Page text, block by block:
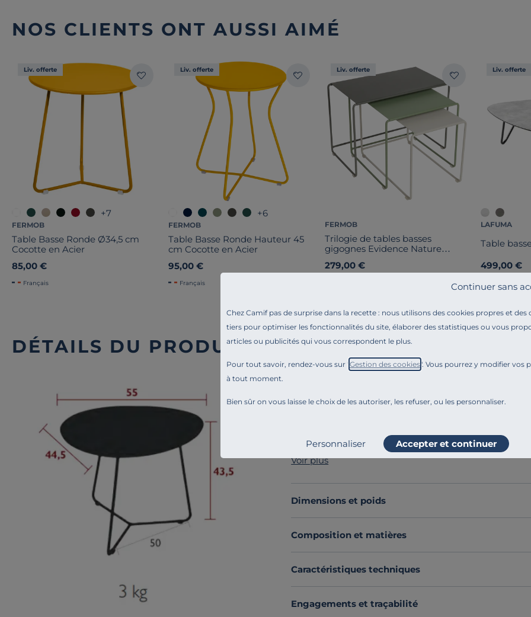
Chez Camif pas de surprise dans la recette : nous utilisons des cookies propres et des
tiers pour optimiser les fonctionnalités du site, élaborer des statistiques ou vous
articles ou publicités qui vous correspondent le plus.
Pour tout savoir, rendez-vous sur " Gestion des cookies". Vous pourrez y modifier vos
à tout moment.
Bien sûr on vous laisse le choix de les autoriser, les refuser, ou les personnaliser.
Continuer sans
Personnaliser Accepter et continuer
NOS CLIENTS ONT AUSSI AIMÉ
Liv. offerte
+7
FERMOB
Table Basse Ronde Ø34,5 cm
Cocotte en Acier
85,00 €
Français
Liv. offerte
+6
FERMOB
Table Basse Ronde Hauteur 45
cm Cocotte en Acier
95,00 €
Français
Liv. offerte
FERMOB
Trilogie de tables basses
gigognes Evidence Nature
279,00 €
Liv. offerte
LAFUMA
Table
499,00 €
DÉTAILS DU PRODUIT
Venez parfaire votre terrasse avec la Table Basse à
La collection Cocotte de FERMOB nous offre une
touche pratique et esthétique à votre extérieur ou
La Table Basse à Plateau Amovible vient vous offrir
balcon avec style. Pensée pour être pratique, le
convives facilement lors de vos apéritifs. Toute seule
Cette table se décline dans une large palette de
FERMOB, pour répondre à toutes vos envies.
Voir plus
Dimensions et poids
Composition et matières
Caractéristiques techniques
Engagements et traçabilité